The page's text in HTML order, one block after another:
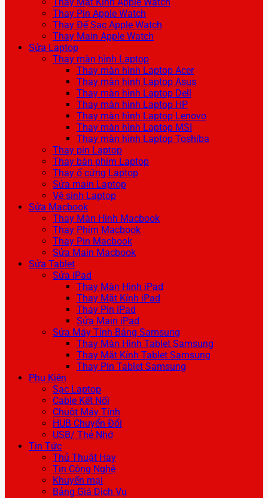
Thay Pin Apple Watch
Thay Đế Sạc Apple Watch
Thay Main Apple Watch
Sửa Laptop
Thay màn hình Laptop
Thay màn hình Laptop Acer
Thay màn hình Laptop Asus
Thay màn hình Laptop Dell
Thay màn hình Laptop HP
Thay màn hình Laptop Lenovo
Thay màn hình Laptop MSI
Thay màn hình Laptop Toshiba
Thay pin Laptop
Thay bàn phím Laptop
Thay ổ cứng Laptop
Sửa main Laptop
Vệ sinh Laptop
Sửa Macbook
Thay Màn Hình Macbook
Thay Phím Macbook
Thay Pin Macbook
Sửa Main Macbook
Sửa Tablet
Sửa iPad
Thay Màn Hình iPad
Thay Mặt Kính iPad
Thay Pin iPad
Sửa Main iPad
Sửa Máy Tính Bảng Samsung
Thay Màn Hình Tablet Samsung
Thay Mặt Kính Tablet Samsung
Thay Pin Tablet Samsung
Phụ Kiện
Sạc Laptop
Cable Kết Nối
Chuột Máy Tính
HUB Chuyển Đổi
USB/ Thẻ Nhớ
Tin Tức
Thủ Thuật Hay
Tin Công Nghệ
Khuyến mại
Bảng Giá Dịch Vụ